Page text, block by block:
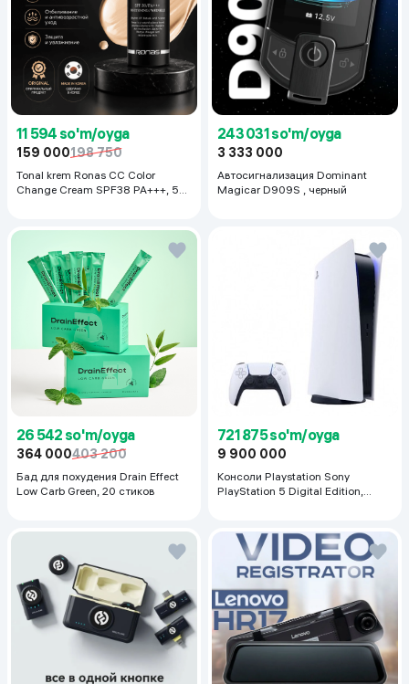
11 594 so'm/oyga
159 000198 750
Tonal krem Ronas CC Color
Change Cream SPF38 PA+++, 50
243 031 so'm/oyga
3 333 000
Автосигнализация Dominant
Magicar D909S , черный
26 542 so'm/oyga
364 000403 200
Бад для похудения Drain Effect
Low Carb Green, 20 стиков
721 875 so'm/oyga
9 900 000
Консоли Playstation Sony
PlayStation 5 Digital Edition,